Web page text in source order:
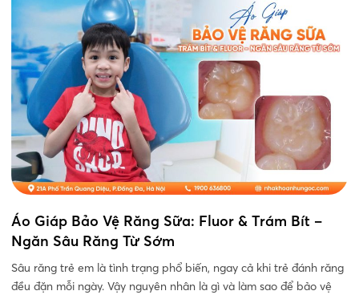
Áo Giáp Bảo Vệ Răng Sữa: Fluor & Trám Bít –
Ngăn Sâu Răng Từ Sớm
Sâu răng trẻ em là tình trạng phổ biến, ngay cả khi trẻ đánh răng
đều đặn mỗi ngày. Vậy nguyên nhân là gì và làm sao để bảo vệ